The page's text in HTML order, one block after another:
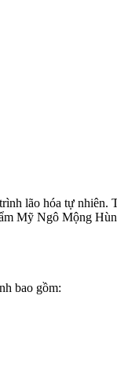
lão hóa tự
Mỹ Ngô Mộng
bao gồm: